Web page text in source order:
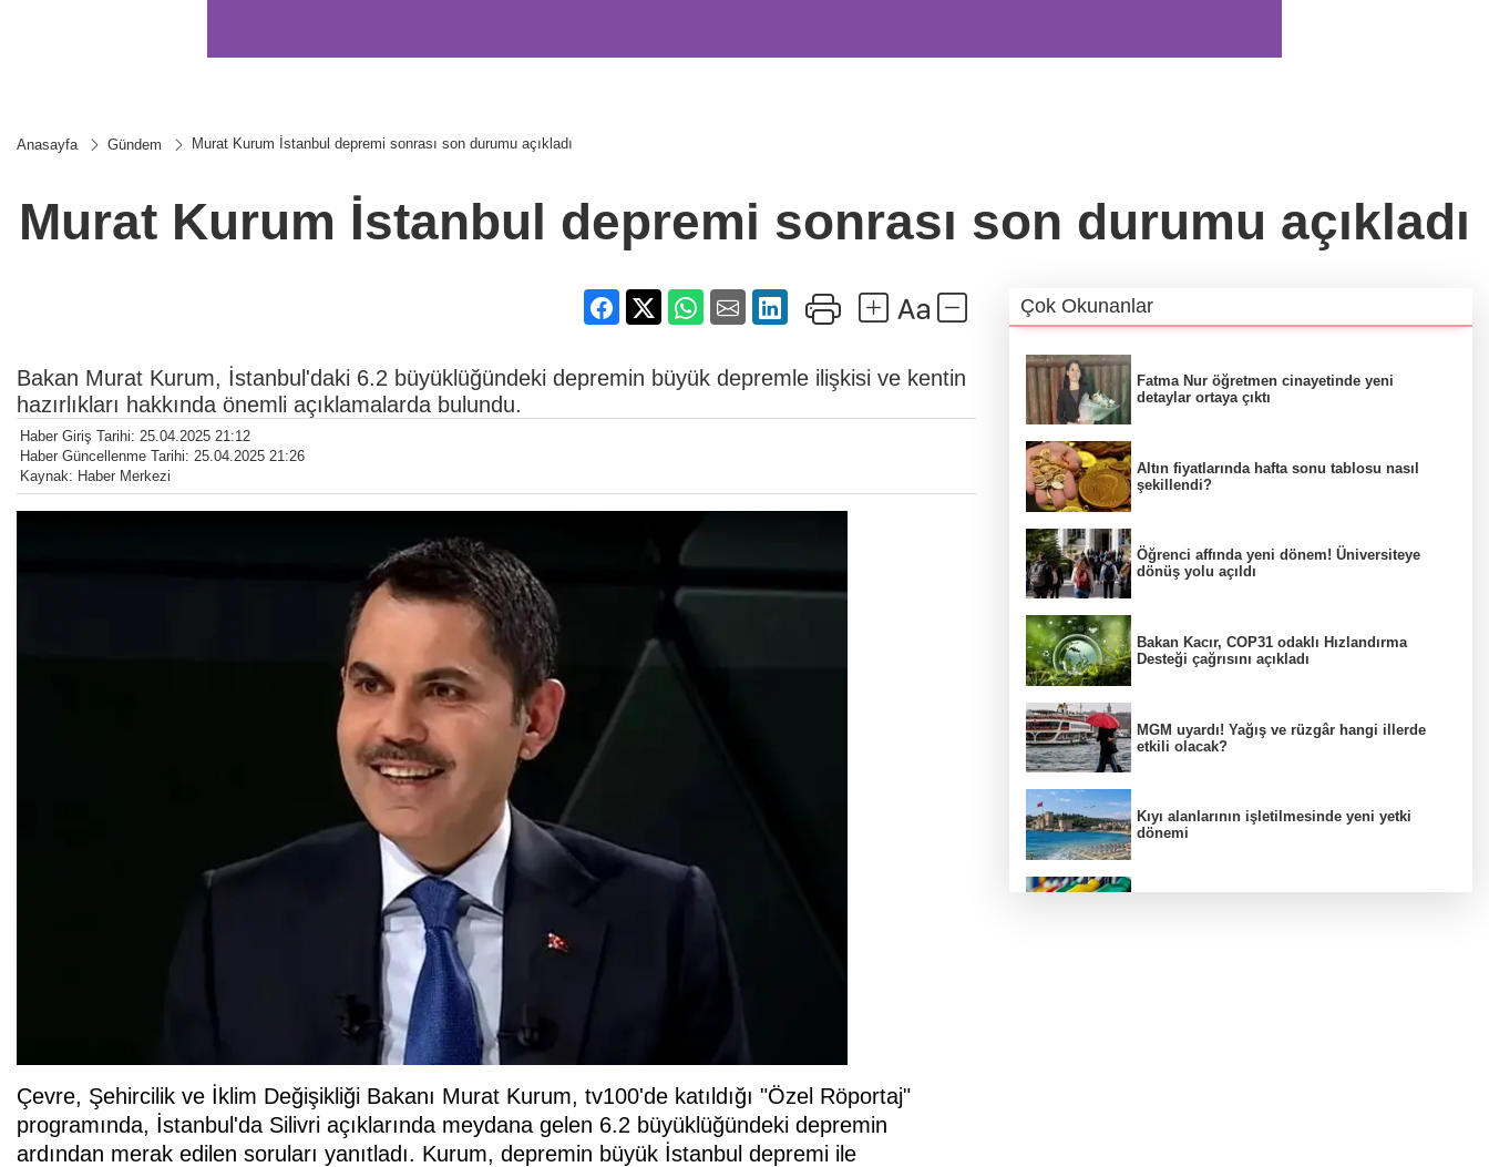
Anasayfa Gündem Murat Kurum İstanbul depremi sonrası son durumu açıkladı
Murat Kurum İstanbul depremi sonrası son durumu açıkladı
Bakan Murat Kurum, İstanbul'daki 6.2 büyüklüğündeki depremin büyük depremle ilişkisi ve kentin
hazırlıkları hakkında önemli açıklamalarda bulundu.
Haber Giriş Tarihi: 25.04.2025 21:12
Haber Güncellenme Tarihi: 25.04.2025 21:26
Kaynak: Haber Merkezi
Çevre, Şehircilik ve İklim Değişikliği Bakanı Murat Kurum, tv100'de katıldığı "Özel Röportaj"
programında, İstanbul'da Silivri açıklarında meydana gelen 6.2 büyüklüğündeki depremin
ardından merak edilen soruları yanıtladı. Kurum, depremin büyük İstanbul depremi ile
Çok Okunanlar
Fatma Nur öğretmen cinayetinde yeni
detaylar ortaya çıktı
Altın fiyatlarında hafta sonu tablosu nasıl
şekillendi?
Öğrenci affında yeni dönem! Üniversiteye
dönüş yolu açıldı
Bakan Kacır, COP31 odaklı Hızlandırma
Desteği çağrısını açıkladı
MGM uyardı! Yağış ve rüzgâr hangi illerde
etkili olacak?
Kıyı alanlarının işletilmesinde yeni yetki
dönemi